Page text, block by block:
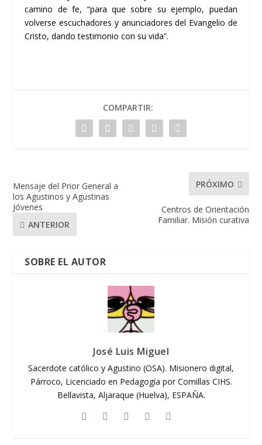
camino de fe, “para que sobre su ejemplo, puedan
volverse escuchadores y anunciadores del Evangelio de
Cristo, dando testimonio con su vida”.
COMPARTIR:
Mensaje del Prior General a
los Agustinos y Agustinas
Jóvenes
ANTERIOR
PRÓXIMO
Centros de Orientación
Familiar. Misión curativa
SOBRE EL AUTOR
José Luis Miguel
Sacerdote católico y Agustino (OSA). Misionero digital,
Párroco, Licenciado en Pedagogía por Comillas CIHS.
Bellavista, Aljaraque (Huelva), ESPAÑA.